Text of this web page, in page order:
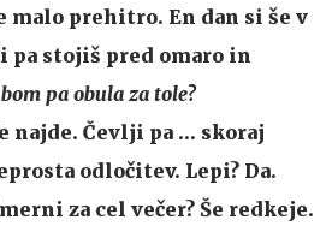
malo prehitro. En dan si še v
pa stojiš pred omaro in
pa obula za tole?
najde. Čevlji pa … skoraj
odločitev. Lepi? Da.
za cel večer? Še redkeje.